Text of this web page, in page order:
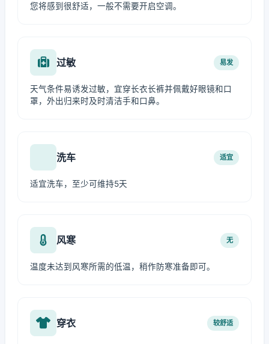
您将感到很舒适，一般不需要开启空调。
过敏 易发
天气条件易诱发过敏，宜穿长衣长裤并佩戴好眼镜和口
罩，外出归来时及时清洁手和口鼻。
洗车 适宜
适宜洗车，至少可维持5天
风寒 无
温度未达到风寒所需的低温，稍作防寒准备即可。
穿衣 较舒适